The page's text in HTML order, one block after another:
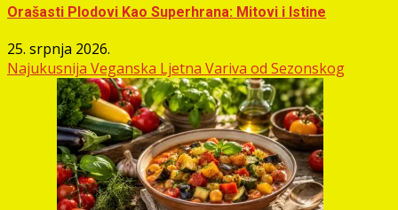
Orašasti Plodovi Kao Superhrana: Mitovi i Istine
25. srpnja 2026.
Najukusnija Veganska Ljetna Variva od Sezonskog